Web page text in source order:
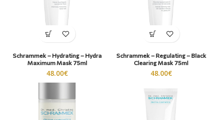
Schrammek – Hydrating – Hydra
Maximum Mask 75ml
48.00€
Schrammek – Regulating – Black
Clearing Mask 75ml
48.00€